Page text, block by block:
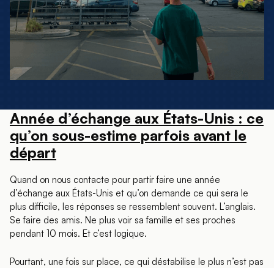
Année d’échange aux États-Unis : ce
qu’on sous-estime parfois avant le
départ
Quand on nous contacte pour partir faire une année
d’échange aux États-Unis et qu’on demande ce qui sera le
plus difficile, les réponses se ressemblent souvent. L’anglais.
Se faire des amis. Ne plus voir sa famille et ses proches
pendant 10 mois. Et c’est logique.
Pourtant, une fois sur place, ce qui déstabilise le plus n’est pas